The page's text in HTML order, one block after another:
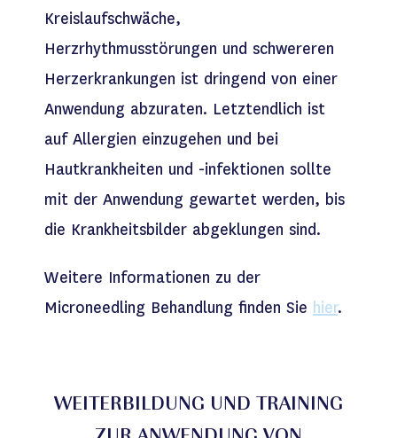
Kreislaufschwäche,
Herzrhythmusstörungen und schwereren
Herzerkrankungen ist dringend von einer
Anwendung abzuraten. Letztendlich ist
auf Allergien einzugehen und bei
Hautkrankheiten und -infektionen sollte
mit der Anwendung gewartet werden, bis
die Krankheitsbilder abgeklungen sind.
Weitere Informationen zu der
Microneedling Behandlung finden Sie hier.
WEITERBILDUNG UND TRAINING